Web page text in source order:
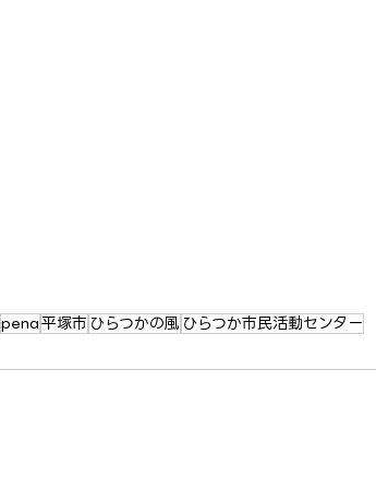
pena平塚市 ひらつかの風 ひらつか市民活動センター